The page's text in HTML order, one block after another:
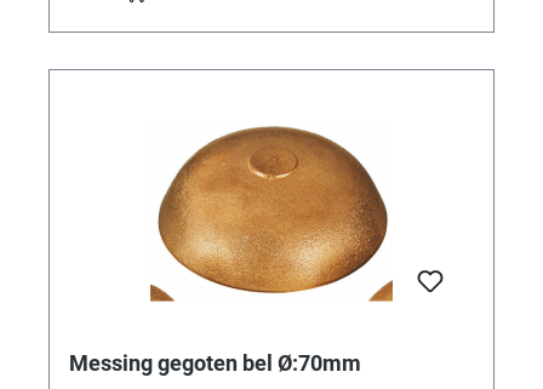
Messing gegoten bel Ø:70mm